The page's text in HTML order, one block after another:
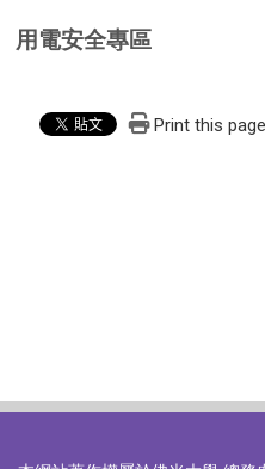
用電安全專區
Print this page